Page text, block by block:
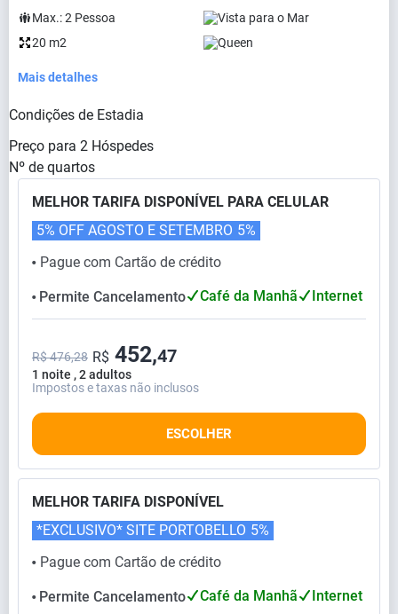
Max.:2 Pessoa
Vista para o Mar
20 m2
Queen
Mais detalhes
Condições de Estadia
Preço para 2 Hóspedes
Nº de quartos
MELHOR TARIFA DISPONÍVEL PARA CELULAR
⬤ Pague com Cartão de crédito
5% OFF AGOSTO E SETEMBRO 5%
⬤ Permite Cancelamento Café da Manhã Internet
1 noite , 2 adultos
R$ 476,28 R$ 452,47
Impostos e taxas não inclusos
ESCOLHER
MELHOR TARIFA DISPONÍVEL
⬤ Pague com Cartão de crédito
*EXCLUSIVO* SITE PORTOBELLO 5%
⬤ Permite Cancelamento Café da Manhã Internet